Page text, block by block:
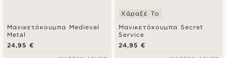
Μανικετόκουμπα Medieval
Metal
24,95 €
Μανικετόκουμπα Secret
Service
Χάραξέ Το
24,95 €